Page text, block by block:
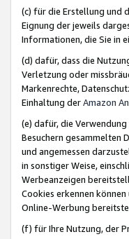
(c) für die Erstellung und
Eignung der jeweils
Informationen, die Sie in
(d) dafür, dass die
Verletzung oder
Markenrechte,
Einhaltung derAmazon
(e) dafür, die
Besuchern gesammelten
und angemessen
in sonstiger Weise,
Werbeanzeigen
Cookies erkennen
Online-Werbung
(f) für Ihre Nutzung, der